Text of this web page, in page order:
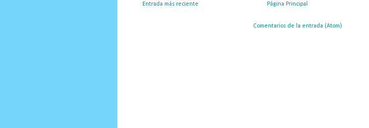
Entrada más reciente Página Principal
Comentarios de la entrada (Atom)